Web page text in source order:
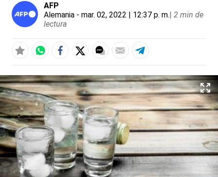
AFP
Alemania - mar. 02, 2022 | 12:37 p. m.| 2 min de
lectura